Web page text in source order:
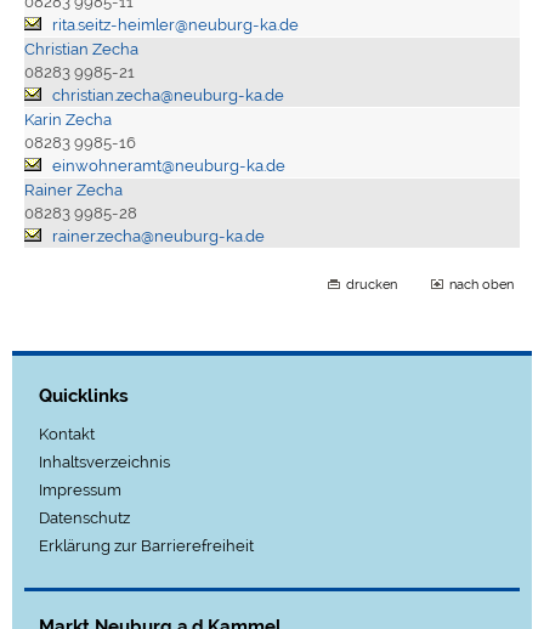
rita.seitz-heimler@neuburg-ka.de
Christian Zecha
08283 9985-21
christian.zecha@neuburg-ka.de
Karin Zecha
08283 9985-16
einwohneramt@neuburg-ka.de
Rainer Zecha
08283 9985-28
rainer.zecha@neuburg-ka.de
drucken nach oben
Quicklinks
Kontakt
Inhaltsverzeichnis
Impressum
Datenschutz
Erklärung zur Barrierefreiheit